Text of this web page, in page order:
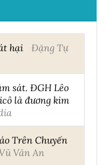
hại
Đặng Tự
sát. ĐGH Lêo
là đương kim
Trên Chuyến
Văn An